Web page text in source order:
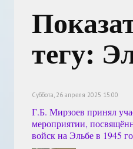
тегу:
Суббота, 26 апреля 2025 15:00
Г.Б. Мирзоев принял
мероприятии,
войск на Эльбе в 1945